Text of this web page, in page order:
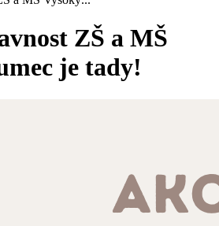
ZŠ a MŠ
je tady!